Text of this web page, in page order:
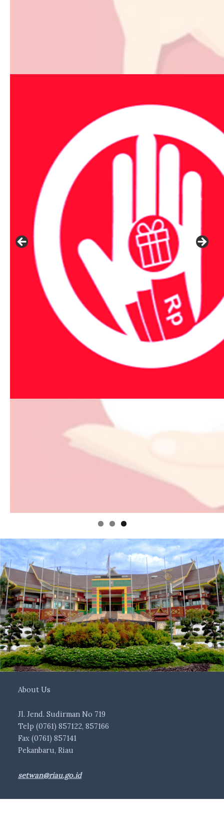
About Us
Jl. Jend. Sudirman No 719
Telp (0761) 857122, 857166
Fax (0761) 857141
Pekanbaru, Riau
setwan@riau.go.id